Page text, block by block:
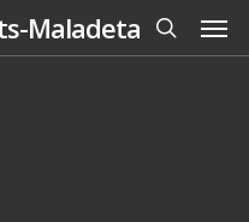
Maladeta
search